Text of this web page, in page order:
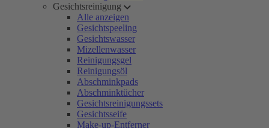
Gesichtsreinigung
Alle anzeigen
Gesichtspeeling
Gesichtswasser
Mizellenwasser
Reinigungsgel
Reinigungsöl
Abschminkpads
Abschminktücher
Gesichtsreinigungssets
Gesichtsseife
Make-up-Entferner